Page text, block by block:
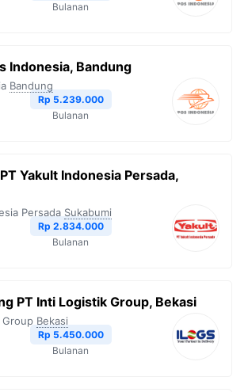
Bulanan
Indonesia, Bandung
Bandung
Rp 5.239.000
Bulanan
Yakult Indonesia Persada,
Persada Sukabumi
Rp 2.834.000
Bulanan
PT Inti Logistik Group, Bekasi
Group Bekasi
Rp 5.450.000
Bulanan